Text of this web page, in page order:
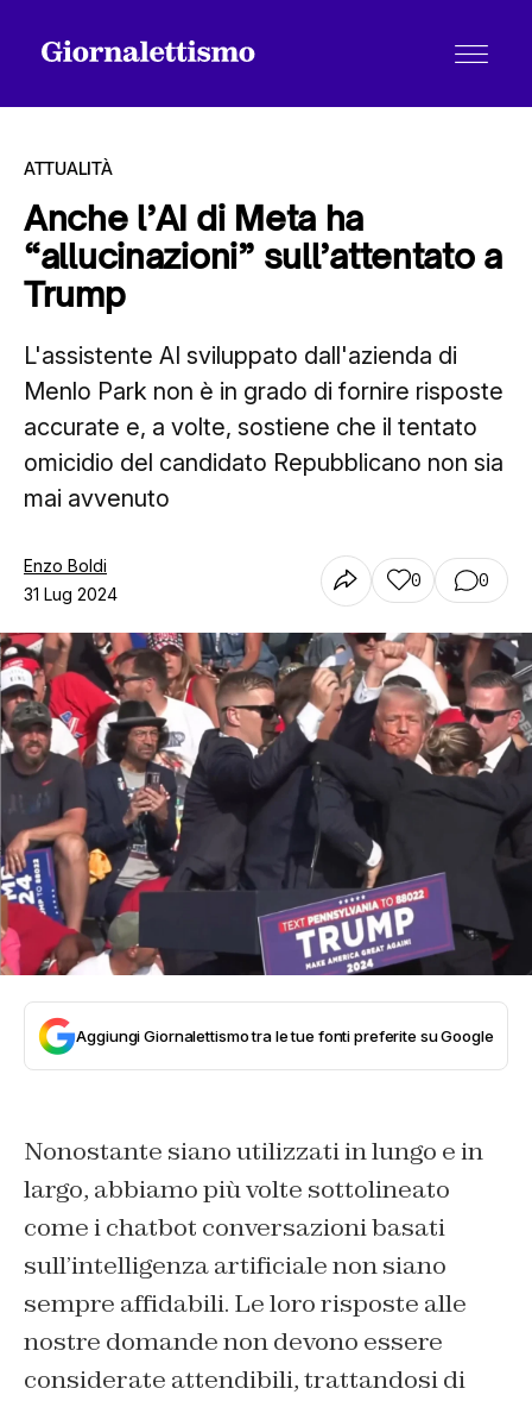
Tutti gli articoli
Chi siamo
Contatti
ATTUALITÀ
Anche l’AI di Meta ha
“allucinazioni” sull’attentato a
Trump
L'assistente AI sviluppato dall'azienda di
Menlo Park non è in grado di fornire risposte
accurate e, a volte, sostiene che il tentato
omicidio del candidato Repubblicano non sia
mai avvenuto
Enzo Boldi
31 Lug 2024
0 0
Aggiungi Giornalettismo tra le tue fonti preferite su Google
Nonostante siano utilizzati in lungo e in
largo, abbiamo più volte sottolineato
come i chatbot conversazioni basati
sull’intelligenza artificiale non siano
sempre affidabili. Le loro risposte alle
nostre domande non devono essere
considerate attendibili, trattandosi di